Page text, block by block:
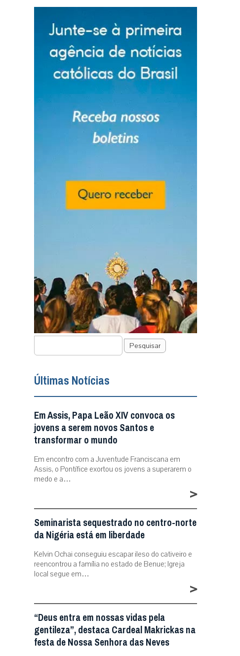
Pesquisar
Últimas Notícias
Em Assis, Papa Leão XIV convoca os
jovens a serem novos Santos e
transformar o mundo
Em encontro com a Juventude Franciscana em
Assis, o Pontífice exortou os jovens a superarem o
medo e a…
>
Seminarista sequestrado no centro-norte
da Nigéria está em liberdade
Kelvin Ochai conseguiu escapar ileso do cativeiro e
reencontrou a família no estado de Benue; Igreja
local segue em…
>
“Deus entra em nossas vidas pela
gentileza”, destaca Cardeal Makrickas na
festa de Nossa Senhora das Neves